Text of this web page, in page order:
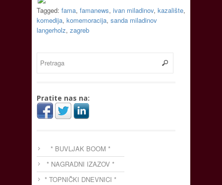
Tagged: fama, famanews, ivan miladinov, kazalište,
komedija, komemoracija, sanda miladinov
langerholz, zagreb
Pratite nas na:
* BUVLJAK BOOM *
* NAGRADNI IZAZOV *
* TOPNIČKI DNEVNICI *